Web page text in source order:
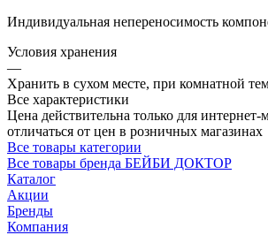
Индивидуальная непереносимость
Условия хранения
—
Хранить в сухом месте, при комнатной
Все характеристики
Цена действительна только для
отличаться от цен в розничных магазинах
Все товары категории
Все товары бренда БЕЙБИ ДОКТОР
Каталог
Акции
Бренды
Компания